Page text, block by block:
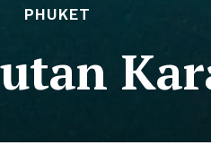
PHUKET